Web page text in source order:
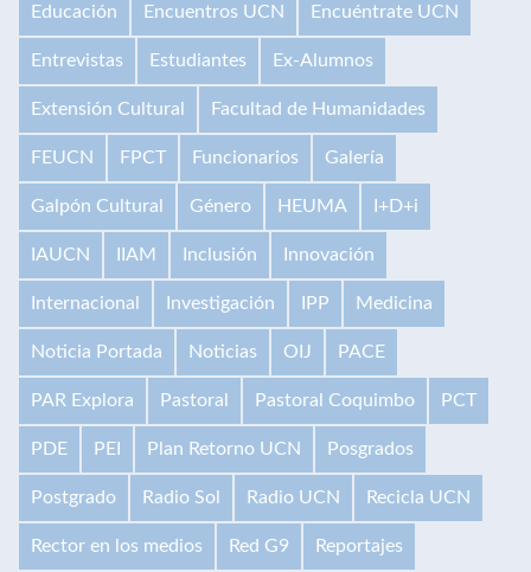
Educación Encuentros UCN Encuéntrate UCN
Entrevistas Estudiantes Ex-Alumnos
Extensión Cultural Facultad de Humanidades
FEUCN FPCT Funcionarios Galería
Galpón Cultural Género HEUMA I+D+i
IAUCN IIAM Inclusión Innovación
Internacional Investigación IPP Medicina
Noticia Portada Noticias OIJ PACE
PAR Explora Pastoral Pastoral Coquimbo PCT
PDE PEI Plan Retorno UCN Posgrados
Postgrado Radio Sol Radio UCN Recicla UCN
Rector en los medios Red G9 Reportajes